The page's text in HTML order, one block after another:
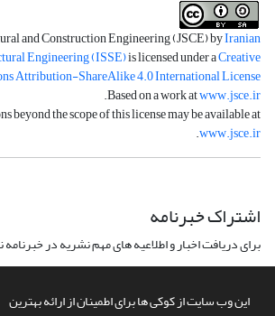
این وب سایت از کوکی ها برای اطمینان از ارائه بهترین
and Construction Engineering (JSCE) byIranian
Engineering (ISSE)is licensed under aCreative
Attribution-ShareAlike 4.0 International License
Based on a work atwww.jsce.ir
.
beyond the scope of this license may be available at
www.jsce.ir
.
اشتراک خبرنامه
برای دریافت اخبار و اطلاعیه های مهم نشریه در